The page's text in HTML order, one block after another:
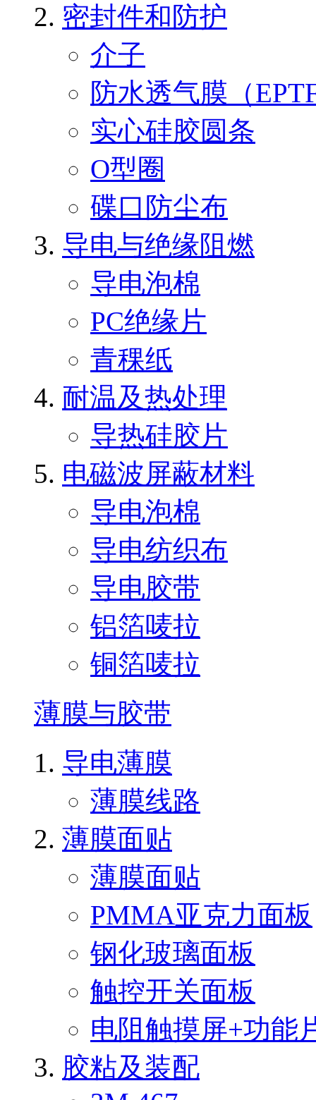
密封件和防护
介子
防水透气膜（
实心硅胶圆条
O型圈
碟口防尘布
导电与绝缘阻燃
导电泡棉
PC绝缘片
青稞纸
耐温及热处理
导热硅胶片
电磁波屏蔽材料
导电泡棉
导电纺织布
导电胶带
铝箔唛拉
铜箔唛拉
薄膜与胶带
导电薄膜
薄膜线路
薄膜面贴
薄膜面贴
PMMA亚克力面板
钢化玻璃面板
触控开关面板
电阻触摸屏+功能
胶粘及装配